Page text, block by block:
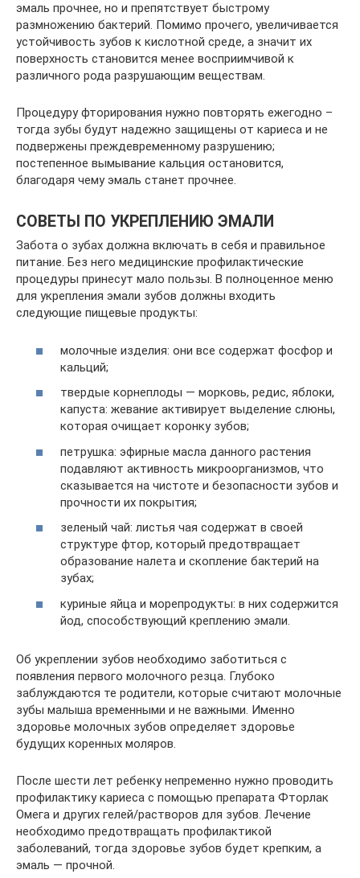
эмаль прочнее, но и препятствует быстрому
размножению бактерий. Помимо прочего, увеличивается
устойчивость зубов к кислотной среде, а значит их
поверхность становится менее восприимчивой к
различного рода разрушающим веществам.
Процедуру фторирования нужно повторять ежегодно –
тогда зубы будут надежно защищены от кариеса и не
подвержены преждевременному разрушению;
постепенное вымывание кальция остановится,
благодаря чему эмаль станет прочнее.
СОВЕТЫ ПО УКРЕПЛЕНИЮ ЭМАЛИ
Забота о зубах должна включать в себя и правильное
питание. Без него медицинские профилактические
процедуры принесут мало пользы. В полноценное меню
для укрепления эмали зубов должны входить
следующие пищевые продукты:
молочные изделия: они все содержат фосфор и
кальций;
твердые корнеплоды — морковь, редис, яблоки,
капуста: жевание активирует выделение слюны,
которая очищает коронку зубов;
петрушка: эфирные масла данного растения
подавляют активность микроорганизмов, что
сказывается на чистоте и безопасности зубов и
прочности их покрытия;
зеленый чай: листья чая содержат в своей
структуре фтор, который предотвращает
образование налета и скопление бактерий на
зубах;
куриные яйца и морепродукты: в них содержится
йод, способствующий креплению эмали.
Об укреплении зубов необходимо заботиться с
появления первого молочного резца. Глубоко
заблуждаются те родители, которые считают молочные
зубы малыша временными и не важными. Именно
здоровье молочных зубов определяет здоровье
будущих коренных моляров.
После шести лет ребенку непременно нужно проводить
профилактику кариеса с помощью препарата Фторлак
Омега и других гелей/растворов для зубов. Лечение
необходимо предотвращать профилактикой
заболеваний, тогда здоровье зубов будет крепким, а
эмаль — прочной.